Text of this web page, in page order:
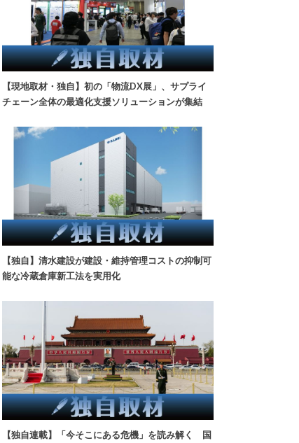
【現地取材・独自】初の「物流DX展」、サプライ
チェーン全体の最適化支援ソリューションが集結
【独自】清水建設が建設・維持管理コストの抑制可
能な冷蔵倉庫新工法を実用化
【独自連載】「今そこにある危機」を読み解く 国